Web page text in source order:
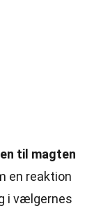
til magten
en reaktion
i vælgernes